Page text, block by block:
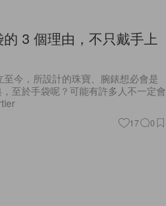
3 個理由，不只戴手上
今，所設計的珠寶、腕錶想必會是
至於手袋呢？可能有許多人不一定會
17 0